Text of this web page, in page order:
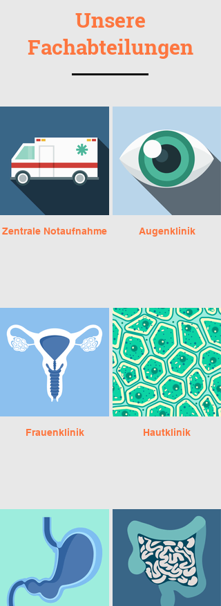
Unsere
Fachabteilungen
Zentrale Notaufnahme Augenklinik
Frauenklinik Hautklinik